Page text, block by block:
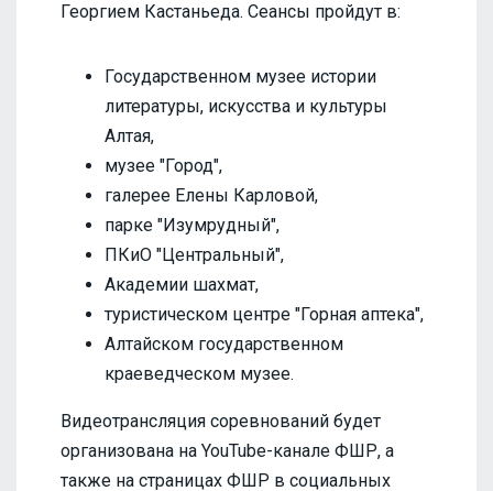
Георгием Кастаньеда. Сеансы пройдут в:
Государственном музее истории
литературы, искусства и культуры
Алтая,
музее "Город",
галерее Елены Карловой,
парке "Изумрудный",
ПКиО "Центральный",
Академии шахмат,
туристическом центре "Горная аптека",
Алтайском государственном
краеведческом музее.
Видеотрансляция соревнований будет
организована на YouTube-канале ФШР, а
также на страницах ФШР в социальных